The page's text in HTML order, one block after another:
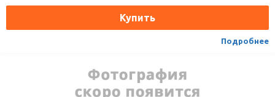
3.0, 3.8, полный привод, Часть 1
Объём двигателя
V - 2.0
Крепеж в комплекте
Толщина материала, мм
Подробнее